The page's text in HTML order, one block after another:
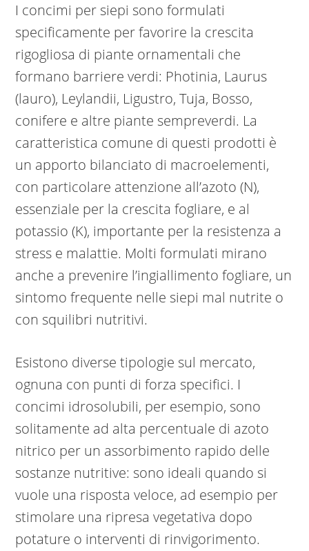
I concimi per siepi sono formulati
specificamente per favorire la crescita
rigogliosa di piante ornamentali che
formano barriere verdi: Photinia, Laurus
(lauro), Leylandii, Ligustro, Tuja, Bosso,
conifere e altre piante sempreverdi. La
caratteristica comune di questi prodotti è
un apporto bilanciato di macroelementi,
con particolare attenzione all’azoto (N),
essenziale per la crescita fogliare, e al
potassio (K), importante per la resistenza a
stress e malattie. Molti formulati mirano
anche a prevenire l’ingiallimento fogliare, un
sintomo frequente nelle siepi mal nutrite o
con squilibri nutritivi.
Esistono diverse tipologie sul mercato,
ognuna con punti di forza specifici. I
concimi idrosolubili, per esempio, sono
solitamente ad alta percentuale di azoto
nitrico per un assorbimento rapido delle
sostanze nutritive: sono ideali quando si
vuole una risposta veloce, ad esempio per
stimolare una ripresa vegetativa dopo
potature o interventi di rinvigorimento.